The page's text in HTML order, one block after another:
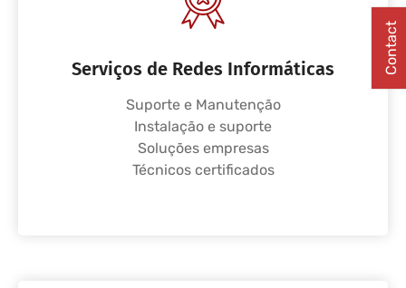
Serviços de Redes Informáticas
Suporte e Manutenção
Instalação e suporte
Soluções empresas
Técnicos certificados
Contact